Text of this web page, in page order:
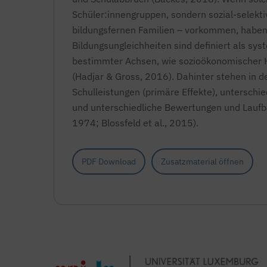
Schüler:innengruppen, sondern sozial-
bildungsfernen Familien – vorkommen,
Bildungsungleichheiten sind definiert als
bestimmter Achsen, wie sozioökonomischer
(Hadjar & Gross, 2016). Dahinter stehen in
Schulleistungen (primäre Effekte),
und unterschiedliche Bewertungen und
1974; Blossfeld et al., 2015).
PDF Download Zusatzmaterial öffnen